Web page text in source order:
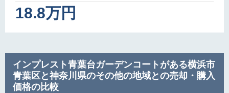
18.8万円
インプレスト青葉台ガーデンコートがある横浜市
青葉区と神奈川県のその他の地域との売却・購入
価格の比較